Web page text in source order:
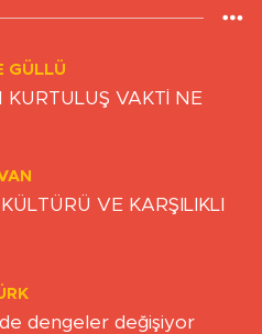
GÜLLÜ
KURTULUŞ VAKTİ NE
VE KARŞILIKLI
dengeler değişiyor